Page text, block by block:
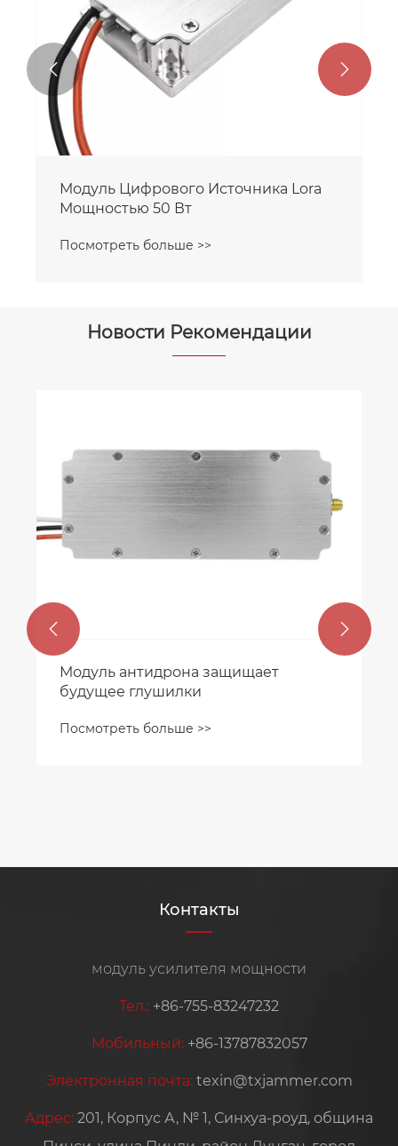
Модуль Цифрового Источника Lora
Мощностью 50 Вт
Посмотреть больше >>
 
Новости Рекомендации
Модуль антидрона защищает
будущее глушилки
Посмотреть больше >>
 
Контакты
модуль усилителя мощности
Тел.: +86-755-83247232
Мобильный: +86-13787832057
Электронная почта: texin@txjammer.com
Адрес: 201, Корпус А, № 1, Синхуа-роуд, община